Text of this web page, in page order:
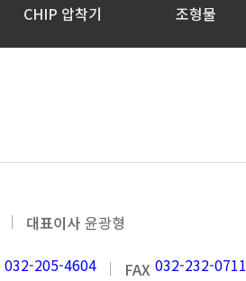
CHIP 압착기 조형물
대표이사 윤광형
032-205-4604 FAX 032-232-0711